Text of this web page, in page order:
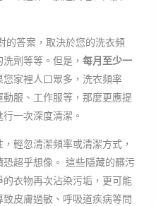
的答案，取決於您的洗衣頻
劑等等。但是， 每月至少一
您家裡人口眾多，洗衣頻率
服、工作服等，那麼更應提
一次深度清潔。
輕忽清潔頻率或清潔方式，
超乎想像。 這些隱藏的髒污
衣物再次沾染污垢，更可能
皮膚過敏、呼吸道疾病等問